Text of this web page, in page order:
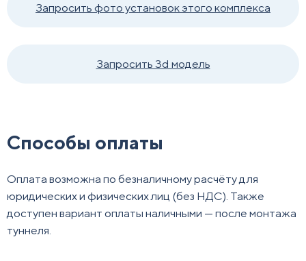
Запросить фото установок этого комплекса
Запросить 3d модель
Способы оплаты
Оплата возможна по безналичному расчёту для
юридических и физических лиц (без НДС). Также
доступен вариант оплаты наличными — после монтажа
туннеля.